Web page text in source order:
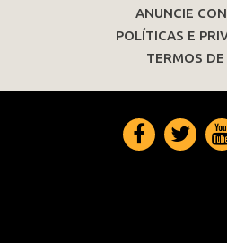
ANUNCIE
POLÍTICAS E
TERMOS DE